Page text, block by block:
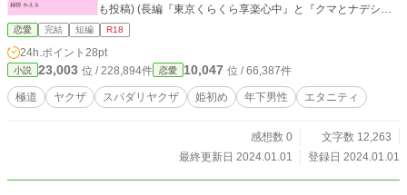
も投稿) (長編『東京くらくら享楽心中』と『クマとナデシ
コ』の元になったSSなので中身が2本のハイブリッドになっ
ています)
恋愛 完結 短編 R18
24h.ポイント 28pt
小説 23,003 位 / 228,894件 恋愛 10,047 位 / 66,387件
極道 ヤクザ スパダリヤクザ 姫初め 年下男性 エタニティ
感想数 0
文字数 12,263
最終更新日 2024.01.01
登録日 2024.01.01